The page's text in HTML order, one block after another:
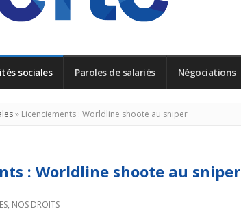
sociales Paroles de salariés Négociations
» Licenciements : Worldline shoote au sniper
: Worldline shoote au sniper
, NOS DROITS